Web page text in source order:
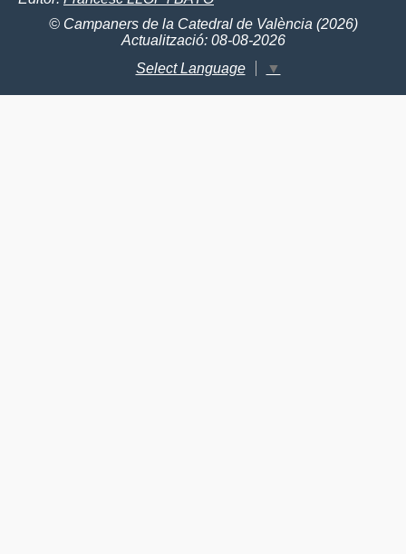
© Campaners de la Catedral de València (2026)
Actualització: 08-08-2026
Select Language
▼